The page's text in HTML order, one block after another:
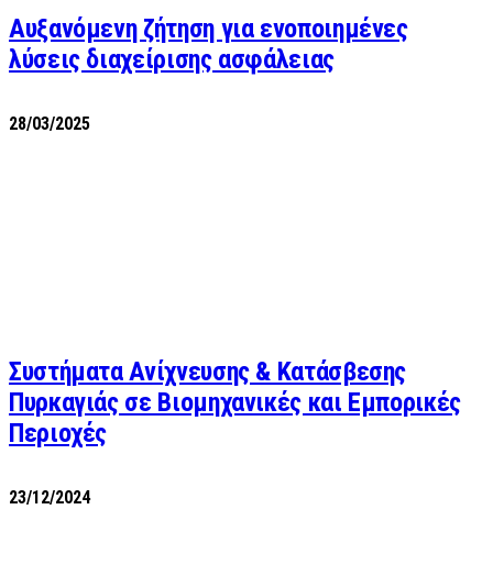
Αυξανόμενη ζήτηση για ενοποιημένες
λύσεις διαχείρισης ασφάλειας
28/03/2025
Συστήματα Ανίχνευσης & Κατάσβεσης
Πυρκαγιάς σε Βιομηχανικές και Εμπορικές
Περιοχές
23/12/2024